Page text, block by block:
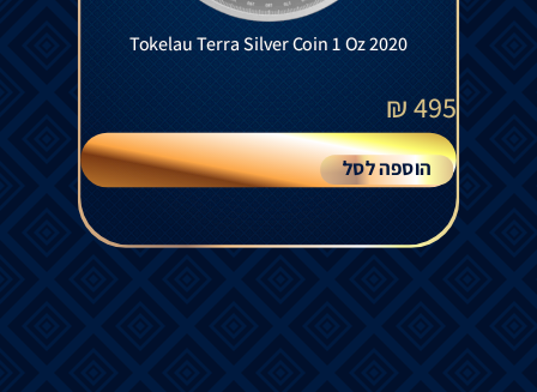
Tokelau Terra Silver Coin 1 Oz 2020
495
₪
הוספה לסל